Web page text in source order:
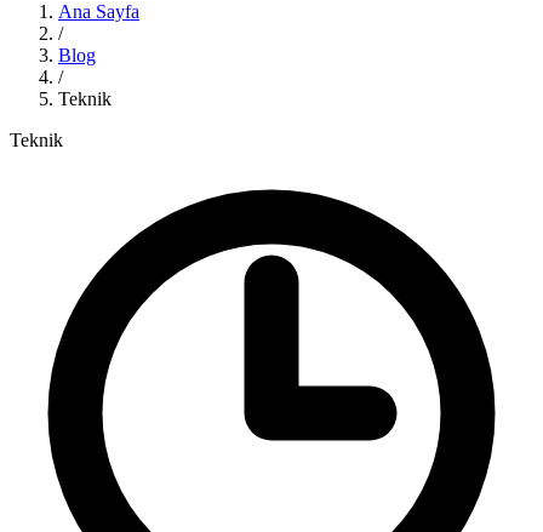
Ana Sayfa
/
Blog
/
Teknik
Teknik